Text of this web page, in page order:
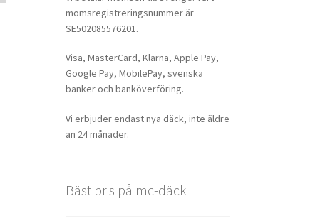
momsregistreringsnummer är
SE502085576201.
Visa, MasterCard, Klarna, Apple Pay,
Google Pay, MobilePay, svenska
banker och banköverföring.
Vi erbjuder endast nya däck, inte äldre
än 24 månader.
Bäst pris på mc-däck